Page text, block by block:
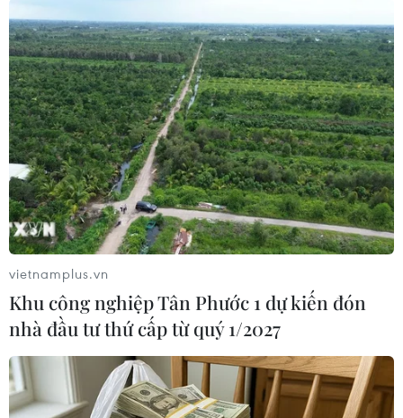
vũ đua xe trái phép trên tuyến Quốc lộ 20.
Theo thông tin của cơ quan công an, rạng sáng 9/6,
qua công tác nắm tình hình, lực lượng công an phát
hiện một nhóm khoảng 70 thanh niên tụ tập nẹt pô,
gây mất an ninh trật tự tại km 3 Quốc lộ 20 thuộc xã
Bàu Hàm 2, Thống Nhất, Đồng Nai. Đội Cảnh sát
giao thông số 2 đã triển khai lực lượng vây bắt.
Tuy nhiên, khi thấy lực lượng cảnh sát giao thông,
nhóm thanh niên trên đã rồ ga bỏ chạy.
Trong quá trình truy đuổi, tổ công tác đã bắt được 7
đối tượng (ngụ tại tỉnh Đồng Nai, có độ tuổi từ 15
đến 17 tuổi), tạm giữ 7 xe môtô và đưa các đối
tượng trên cùng phương tiện về trụ sở làm việc.
Các đối tượng không xuất trình được giấy tờ có liên
vietnamplus.vn
Khu công nghiệp Tân Phước 1 dự kiến đón
nhà đầu tư thứ cấp từ quý 1/2027